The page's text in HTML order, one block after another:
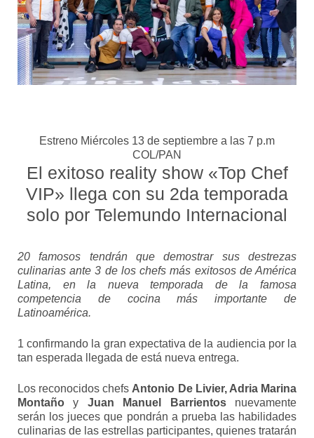
Estreno Miércoles 13 de septiembre a las 7 p.m
COL/PAN
El exitoso reality show «Top Chef
VIP» llega con su 2da temporada
solo por Telemundo Internacional
20 famosos tendrán que demostrar sus destrezas
culinarias ante 3 de los chefs más exitosos de América
Latina, en la nueva temporada de la famosa
competencia de cocina más importante de
Latinoamérica.
1 confirmando la gran expectativa de la audiencia por la
tan esperada llegada de está nueva entrega.
Los reconocidos chefs Antonio De Livier, Adria Marina
Montañoy Juan Manuel Barrientosnuevamente
serán los jueces que pondrán a prueba las habilidades
culinarias de las estrellas participantes, quienes tratarán